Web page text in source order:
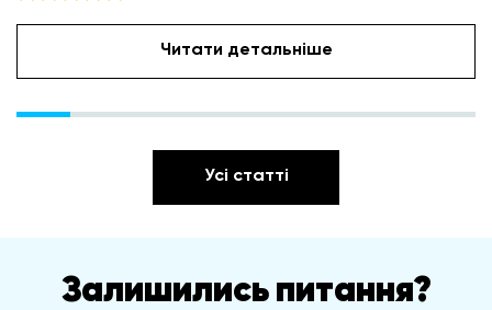
Читати детальніше
Усі статті
Залишились питання?